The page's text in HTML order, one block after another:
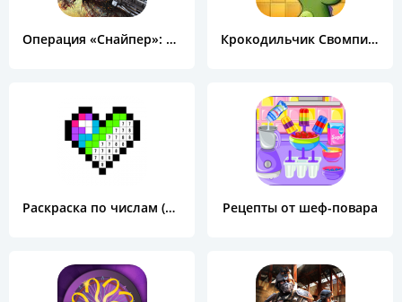
Операция «Снайпер»: Топ 3D шутер Крокодильчик Свомпи Free
Раскраска по числам (Color by Number) Рецепты от шеф-повара